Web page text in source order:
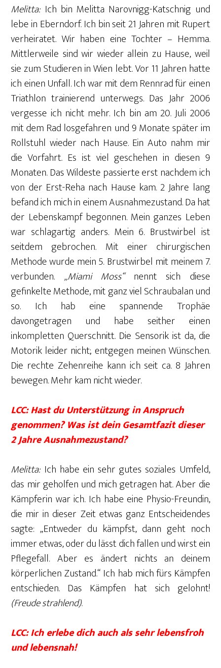
Melitta: Ich bin Melitta Narovnigg-Katschnig und
lebe in Eberndorf. Ich bin seit 21 Jahren mit Rupert
verheiratet. Wir haben eine Tochter – Hemma.
Mittlerweile sind wir wieder allein zu Hause, weil
sie zum Studieren in Wien lebt. Vor 11 Jahren hatte
ich einen Unfall. Ich war mit dem Rennrad für einen
Triathlon trainierend unterwegs. Das Jahr 2006
vergesse ich nicht mehr. Ich bin am 20. Juli 2006
mit dem Rad losgefahren und 9 Monate später im
Rollstuhl wieder nach Hause. Ein Auto nahm mir
die Vorfahrt. Es ist viel geschehen in diesen 9
Monaten. Das Wildeste passierte erst nachdem ich
von der Erst-Reha nach Hause kam. 2 Jahre lang
befand ich mich in einem Ausnahmezustand. Da hat
der Lebenskampf begonnen. Mein ganzes Leben
war schlagartig anders. Mein 6. Brustwirbel ist
seitdem gebrochen. Mit einer chirurgischen
Methode wurde mein 5. Brustwirbel mit meinem 7.
verbunden. „Miami Moss“nennt sich diese
gefinkelte Methode, mit ganz viel Schraubalan und
so. Ich hab eine spannende Trophäe
davongetragen und habe seither einen
inkompletten Querschnitt. Die Sensorik ist da, die
Motorik leider nicht; entgegen meinen Wünschen.
Die rechte Zehenreihe kann ich seit ca. 8 Jahren
bewegen. Mehr kam nicht wieder.
LCC: Hast du Unterstützung in Anspruch
genommen? Was ist dein Gesamtfazit dieser
2 Jahre Ausnahmezustand?
Melitta: Ich habe ein sehr gutes soziales Umfeld,
das mir geholfen und mich getragen hat. Aber die
Kämpferin war ich. Ich habe eine Physio-Freundin,
die mir in dieser Zeit etwas ganz Entscheidendes
sagte: „Entweder du kämpfst, dann geht noch
immer etwas, oder du lässt dich fallen und wirst ein
Pflegefall. Aber es ändert nichts an deinem
körperlichen Zustand.“ Ich hab mich fürs Kämpfen
entschieden. Das Kämpfen hat sich gelohnt!
(Freude strahlend).
LCC: Ich erlebe dich auch als sehr lebensfroh
und lebensnah!